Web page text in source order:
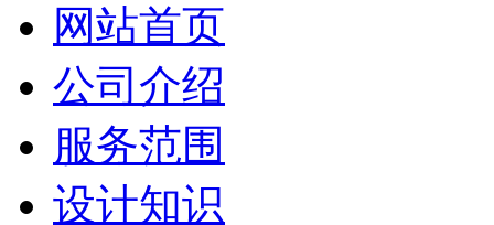
网站首页
公司介绍
服务范围
设计知识